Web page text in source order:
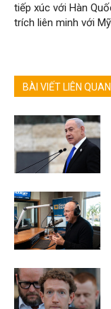
tiếp xúc với Hàn
trích liên minh với Mỹ
BÀI VIẾT LIÊN QUAN